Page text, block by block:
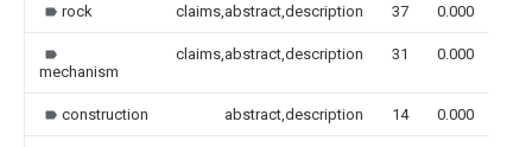
rock claims,abstract,description 37 0.000
mechanism
claims,abstract,description 31 0.000
construction abstract,description 14 0.000